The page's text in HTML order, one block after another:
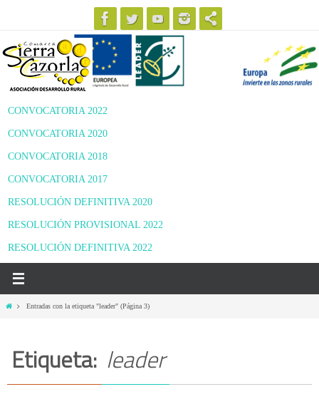
contenido
CONVOCATORIA 2022
CONVOCATORIA 2020
CONVOCATORIA 2018
CONVOCATORIA 2017
RESOLUCIÓN DEFINITIVA 2020
RESOLUCIÓN PROVISIONAL 2022
RESOLUCIÓN DEFINITIVA 2022
InicioEntradas con la etiqueta "leader"(Página 3)
Etiqueta: leader